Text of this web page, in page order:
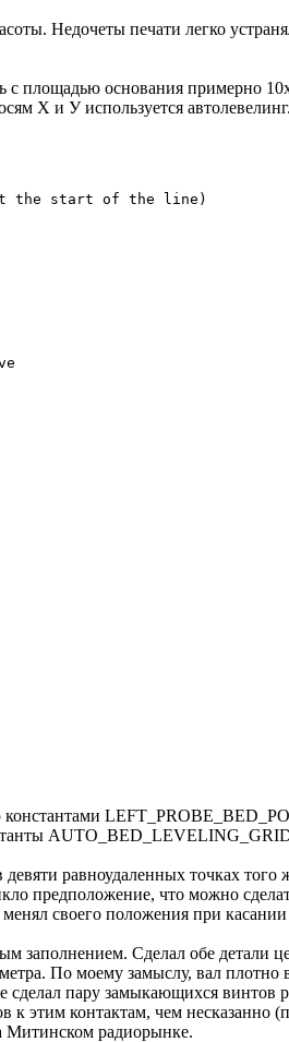
Недочеты печати легко
площадью основания примерно
X и У используется
// at the start of the line)
константами
равноудаленных точках того
предположение, что можно
своего положения при
заполнением. Сделал обе
По моему замыслу, вал
сделал пару замыкающихся
к этим контактам, чем
Митинском радиорынке.